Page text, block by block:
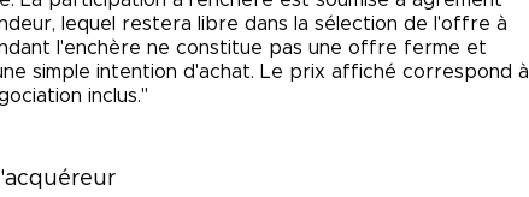
lequel restera libre dans la sélection de l'offre à
l'enchère ne constitue pas une offre ferme et
simple intention d'achat. Le prix affiché correspond à
inclus."